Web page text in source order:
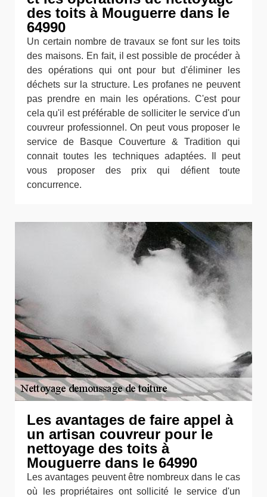
des toits à Mouguerre dans le
64990
Un certain nombre de travaux se font sur les toits
des maisons. En fait, il est possible de procéder à
des opérations qui ont pour but d'éliminer les
déchets sur la structure. Les profanes ne peuvent
pas prendre en main les opérations. C'est pour
cela qu'il est préférable de solliciter le service d'un
couvreur professionnel. On peut vous proposer le
service de Basque Couverture & Tradition qui
connait toutes les techniques adaptées. Il peut
vous proposer des prix qui défient toute
concurrence.
Les avantages de faire appel à
un artisan couvreur pour le
nettoyage des toits à
Mouguerre dans le 64990
Les avantages peuvent être nombreux dans le cas
où les propriétaires ont sollicité le service d'un